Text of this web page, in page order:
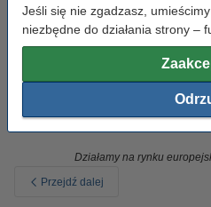
Jeśli się nie zgadzasz,
niezbędne do działania strony –
Działamy na rynku
Przejdź dalej